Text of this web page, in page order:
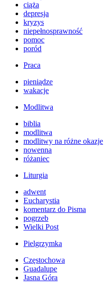
ciąża
depresja
kryzys
niepełnosprawność
pomoc
poród
Praca
pieniądze
wakacje
Modlitwa
biblia
modlitwa
modlitwy na różne okazje
nowenna
różaniec
Liturgia
adwent
Eucharystia
komentarz do Pisma
pogrzeb
Wielki Post
Pielgrzymka
Częstochowa
Guadalupe
Jasna Góra